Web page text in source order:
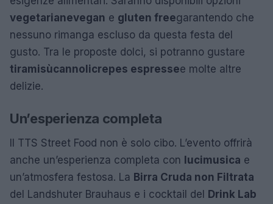
vegetarianevegan e gluten freegarantendo che
nessuno rimanga escluso da questa festa del
gusto. Tra le proposte dolci, si potranno gustare
tiramisùcannolicrepes espressee molte altre
delizie.
Un’esperienza completa
Il TTS Street Food non è solo cibo. L’evento offrirà
anche un’esperienza completa con lucimusica e
un’atmosfera festosa. La Birra Cruda non Filtrata
del Landshuter Brauhaus e i cocktail del
Drink Lab